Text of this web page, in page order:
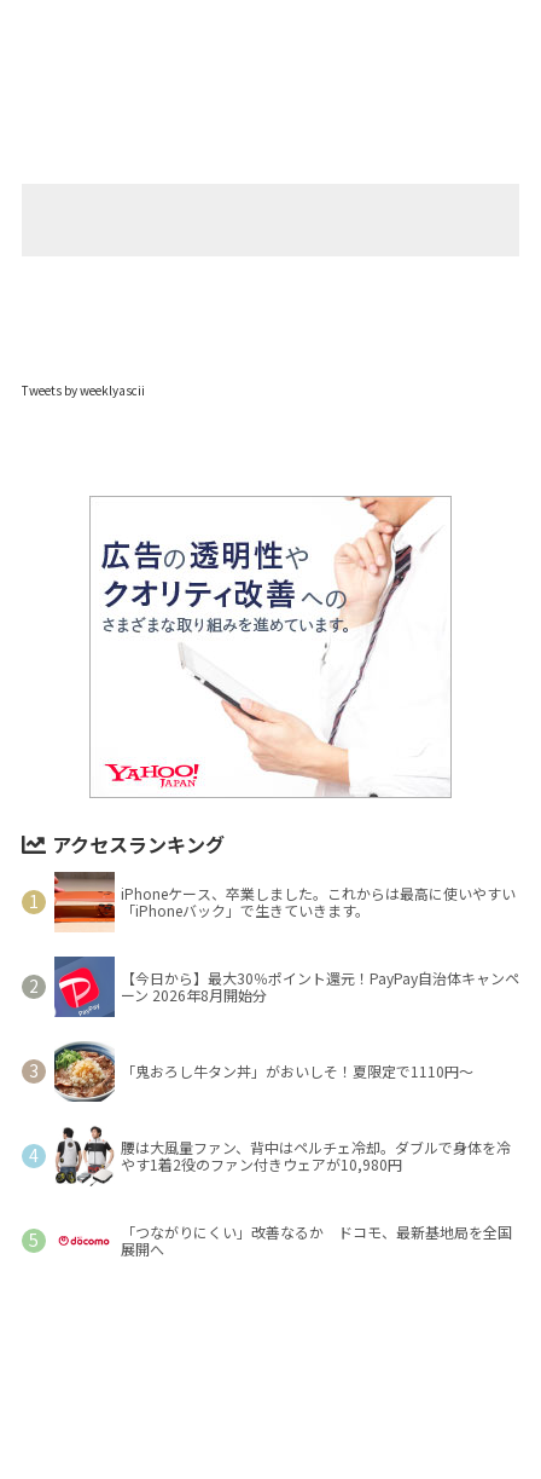
Tweets by weeklyascii
アクセスランキング
iPhoneケース、卒業しました。これからは最高に使いやすい
「iPhoneバック」で生きていきます。
【今日から】最大30％ポイント還元！PayPay自治体キャンペ
ーン 2026年8月開始分
「鬼おろし牛タン丼」がおいしそ！夏限定で1110円～
腰は大風量ファン、背中はペルチェ冷却。ダブルで身体を冷
やす1着2役のファン付きウェアが10,980円
「つながりにくい」改善なるか ドコモ、最新基地局を全国
展開へ